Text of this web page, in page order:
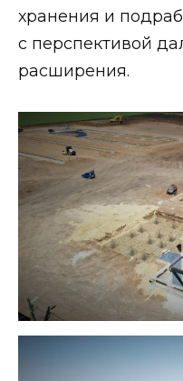
хранения и
с перспективой
расширения.